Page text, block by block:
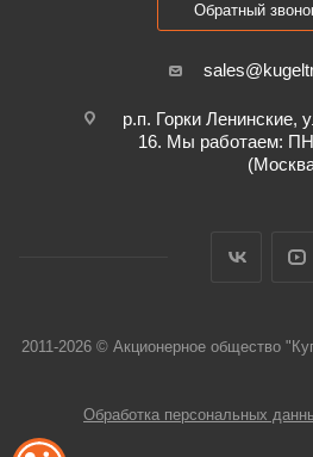
Обратный
р.п. Горки Ленинские,
16. Мы работаем:
2011-2026 © Акционерное общество
Обработка персональных